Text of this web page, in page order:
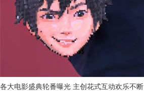
各大电影盛典轮番曝光 主创花式互动欢乐不断